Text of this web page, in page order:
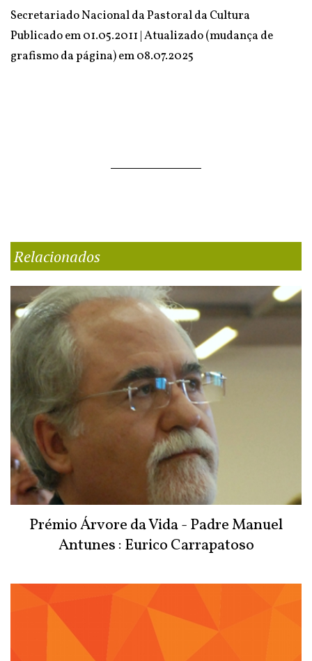
Secretariado Nacional da Pastoral da Cultura
Publicado em 01.05.2011 | Atualizado (mudança de
grafismo da página) em08.07.2025
Relacionados
Prémio Árvore da Vida - Padre Manuel
Antunes : Eurico Carrapatoso